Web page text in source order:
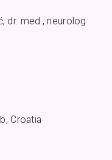
dr. med., neurolog
Croatia